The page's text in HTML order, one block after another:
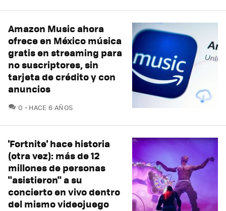
Amazon Music ahora
ofrece en México música
gratis en streaming para
no suscriptores, sin
tarjeta de crédito y con
anuncios
0 COMENTARIOS
HACE 6 AÑOS
'Fortnite' hace historia
(otra vez): más de 12
millones de personas
"asistieron" a su
concierto en vivo dentro
del mismo videojuego